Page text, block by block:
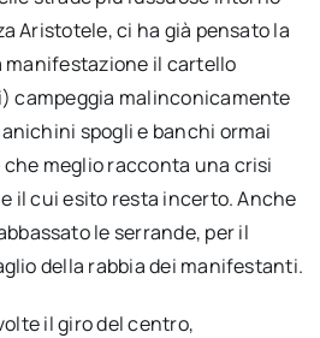
Aristotele, ci ha già pensato la
manifestazione il cartello
campeggia malinconicamente
spogli e banchi ormai
meglio racconta una crisi
il cui esito resta incerto. Anche
le serrande, per il
della rabbia dei manifestanti.
il giro del centro,